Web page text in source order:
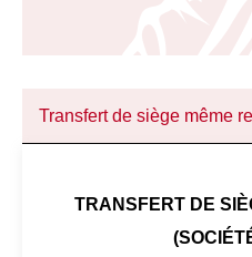
Transfert de siège même
TRANSFERT DE